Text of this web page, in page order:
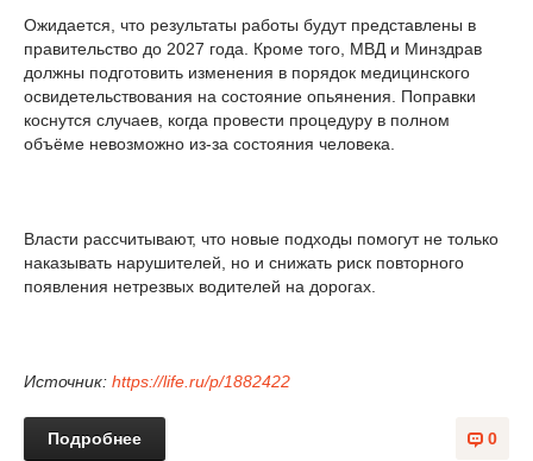
Ожидается, что результаты работы будут представлены в
правительство до 2027 года. Кроме того, МВД и Минздрав
должны подготовить изменения в порядок медицинского
освидетельствования на состояние опьянения. Поправки
коснутся случаев, когда провести процедуру в полном
объёме невозможно из-за состояния человека.
Власти рассчитывают, что новые подходы помогут не только
наказывать нарушителей, но и снижать риск повторного
появления нетрезвых водителей на дорогах.
Источник: https://life.ru/p/1882422
0
Подробнее